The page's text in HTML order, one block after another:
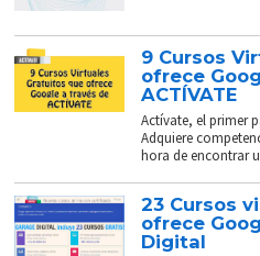
9 Cursos
ofrece
ACTÍVATE
Actívate, el primer
Adquiere
hora de encontrar
23 Cursos
ofrece
Digital